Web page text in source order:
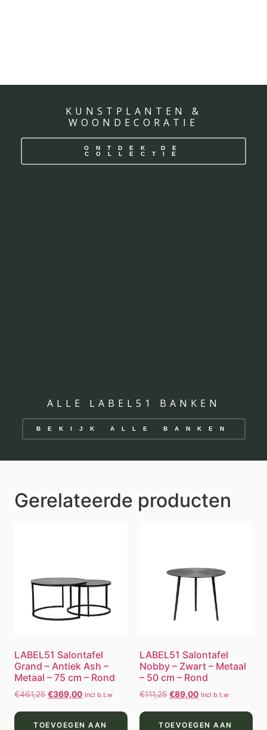
KUNSTPLANTEN &
WOONDECORATIE
ONTDEK DE
COLLECTIE
ALLE LABEL51 BANKEN
BEKIJK ALLE BANKEN
Gerelateerde producten
LABEL51 Salontafel
Grand – Antiek Ash –
Metaal – 75 cm – Rond
€461,25 €369,00 Incl b.t.w
TOEVOEGEN AAN
LABEL51 Salontafel
Nobby – Zwart – Metaal
– 50 cm – Rond
€111,25 €89,00 Incl b.t.w
TOEVOEGEN AAN